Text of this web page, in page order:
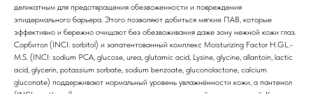
деликатным для предотвращения обезвоженности и повреждения
эпидермального барьера. Этого позволяют добиться мягкие ПАВ, которые
эффективно и бережно очищают без обезвоживания даже зону нежной кожи глаз.
Сорбитол (INCI: sorbitol) и запатентованный комплекс Moisturizing Factor H.GL.-
M.S. (INCI: sodium PCA, glucose, urea, glutamic acid, Lysine, glycine, allantoin, lactic
acid, glycerin, potassium sorbate, sodium benzoate, gluconolactone, calcium
gluconate) поддерживают нормальный уровень увлажнённости кожи, а пантенол